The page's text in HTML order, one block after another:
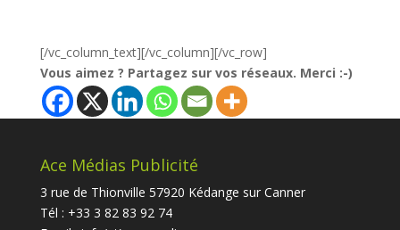
[/vc_column_text][/vc_column][/vc_row]
Vous aimez ? Partagez sur vos réseaux. Merci :-)
Ace Médias Publicité
3 rue de Thionville 57920 Kédange sur Canner
Tél : +33 3 82 83 92 74